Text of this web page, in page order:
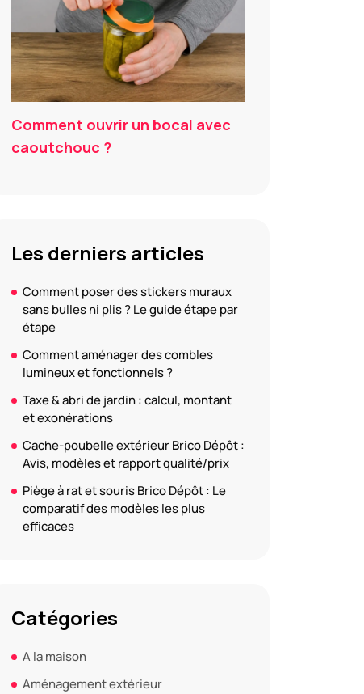
Comment ouvrir un bocal avec
caoutchouc ?
Les derniers articles
Comment poser des stickers muraux
sans bulles ni plis ? Le guide étape par
étape
Comment aménager des combles
lumineux et fonctionnels ?
Taxe & abri de jardin : calcul, montant
et exonérations
Cache-poubelle extérieur Brico Dépôt :
Avis, modèles et rapport qualité/prix
Piège à rat et souris Brico Dépôt : Le
comparatif des modèles les plus
efficaces
Catégories
A la maison
Aménagement extérieur